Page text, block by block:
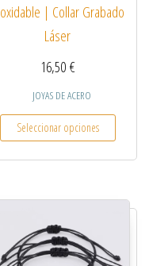
múltiples variantes. Las
| Collar Grabado
Láser
16,50€
JOYAS DE ACERO
Seleccionar opciones
Este